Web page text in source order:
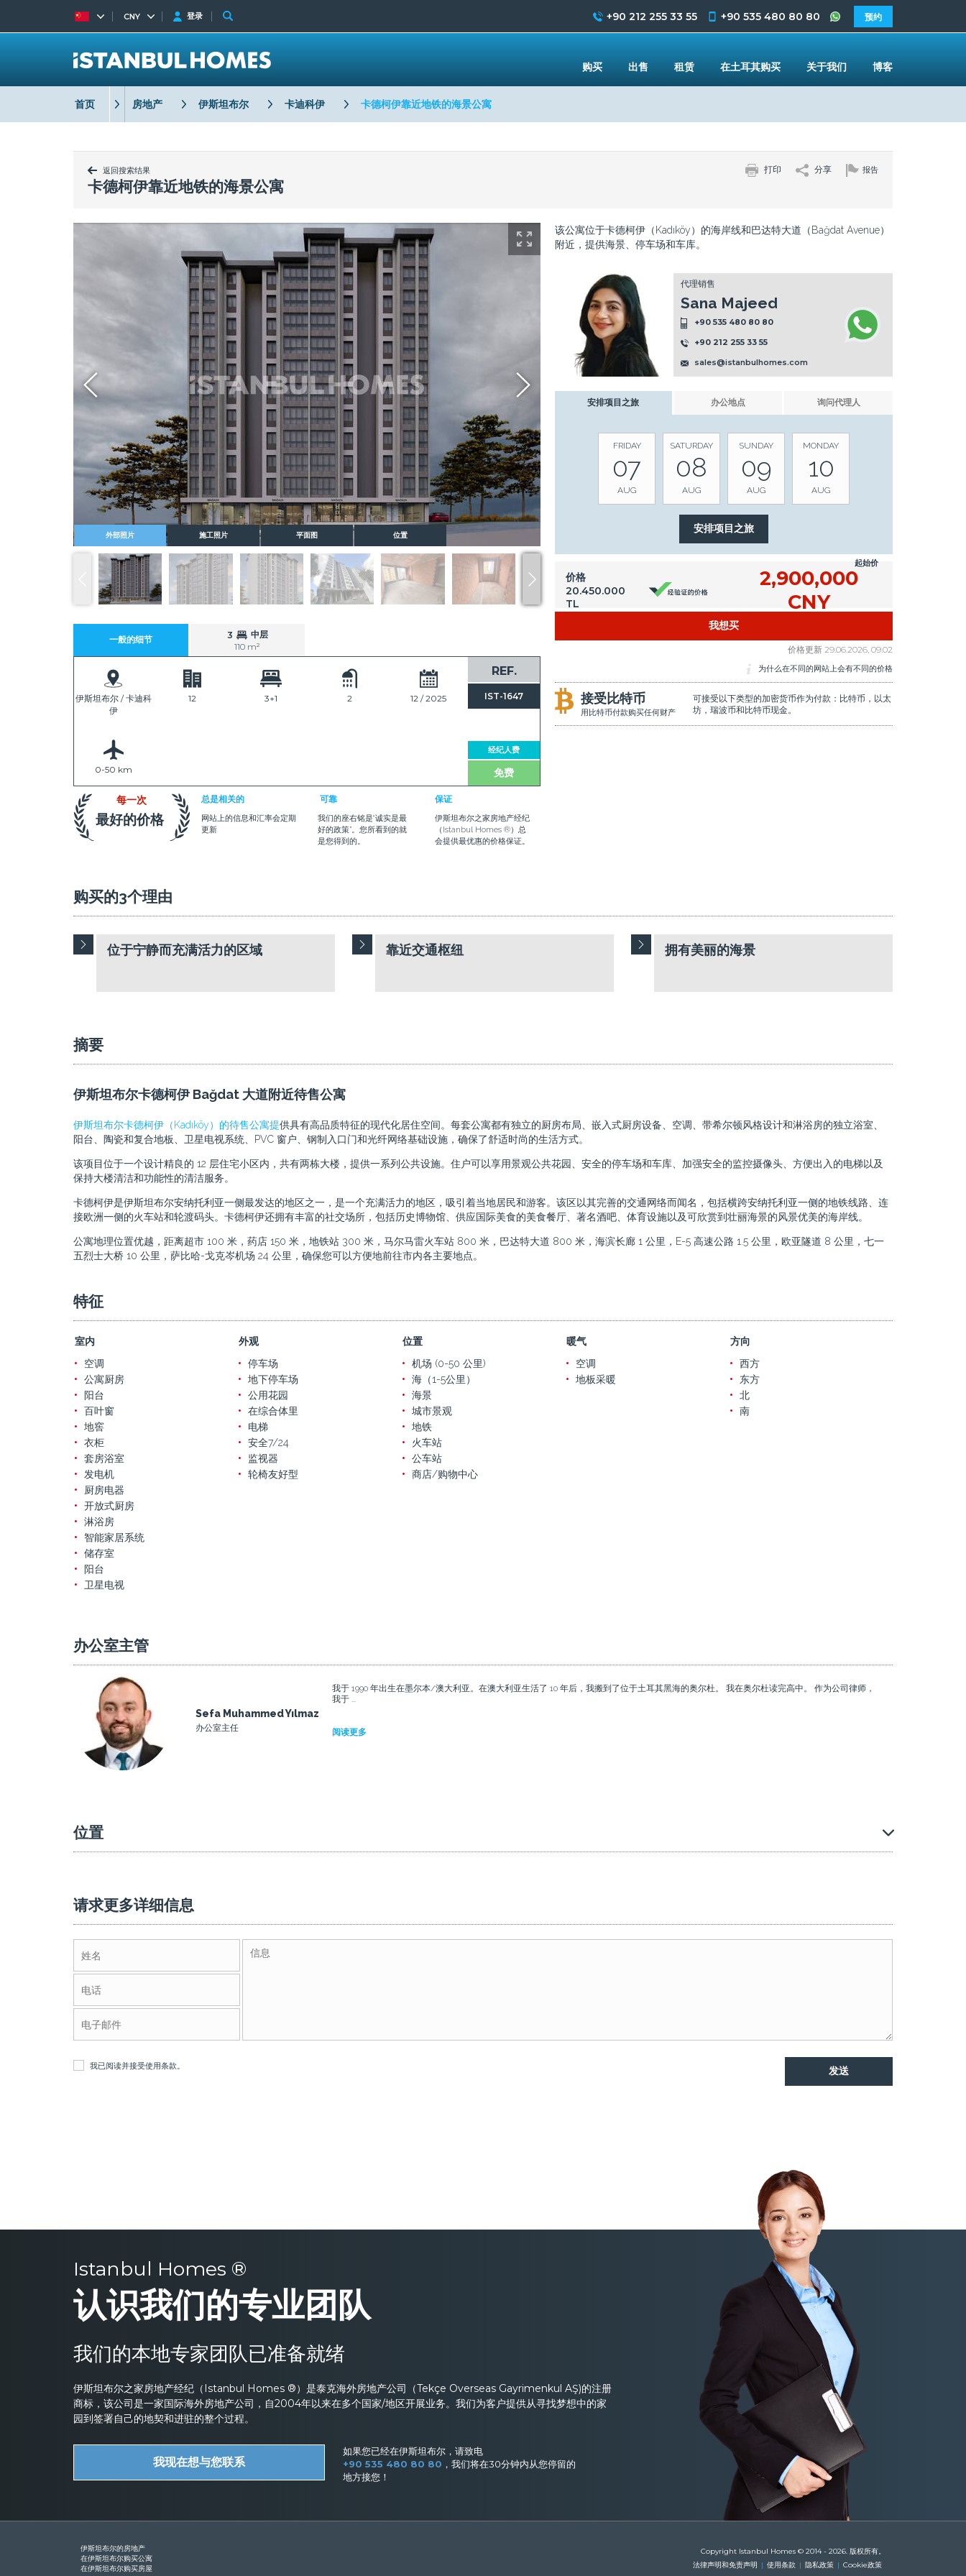
首页 房地产 伊斯坦布尔 卡迪科伊 卡德柯伊靠近地铁的海景公寓
返回搜索结果 报告
分享
打印
卡德柯伊靠近地铁的海景公寓
外部照片 施工照片 平面图 位置
一般的细节 3
中层
110 m²
REF.
IST-1647
经纪人费
免费
伊斯坦布尔 / 卡迪科
伊
12 3+1 2 12 / 2025
0-50 km
每一次
最好的价格
总是相关的
网站上的信息和汇率会定期
更新
可靠
我们的座右铭是“诚实是最
好的政策”。您所看到的就
是您得到的。
保证
伊斯坦布尔之家房地产经纪
（Istanbul Homes ®）总
会提供最优惠的价格保证。
该公寓位于卡德柯伊（Kadıköy）的海岸线和巴达特大道（Bağdat Avenue）
附近，提供海景、停车场和车库。
代理销售
Sana Majeed
+90 535 480 80 80
+90 212 255 33 55
sales@istanbulhomes.com
安排项目之旅 办公地点 询问代理人
FRIDAY
07
AUG
SATURDAY
08
AUG
SUNDAY
09
AUG
MONDAY
10
AUG
价格
20.450.000
TL
起始价
2,900,000
CNY
我想买
价格更新 29.06.2026, 09.02
为什么在不同的网站上会有不同的价格
接受比特币
用比特币付款购买任何财产
可接受以下类型的加密货币作为付款：比特币，以太
坊，瑞波币和比特币现金。
购买的3个理由
位于宁静而充满活力的区域 靠近交通枢纽 拥有美丽的海景
摘要
伊斯坦布尔卡德柯伊 Bağdat 大道附近待售公寓
伊斯坦布尔卡德柯伊（Kadıköy）的待售公寓提供具有高品质特征的现代化居住空间。每套公寓都有独立的厨房布局、嵌入式厨房设备、空调、带希尔顿风格设计和淋浴房的独立浴室、
阳台、陶瓷和复合地板、卫星电视系统、PVC 窗户、钢制入口门和光纤网络基础设施，确保了舒适时尚的生活方式。
该项目位于一个设计精良的 12 层住宅小区内，共有两栋大楼，提供一系列公共设施。住户可以享用景观公共花园、安全的停车场和车库、加强安全的监控摄像头、方便出入的电梯以及
保持大楼清洁和功能性的清洁服务。
卡德柯伊是伊斯坦布尔安纳托利亚一侧最发达的地区之一，是一个充满活力的地区，吸引着当地居民和游客。该区以其完善的交通网络而闻名，包括横跨安纳托利亚一侧的地铁线路、连
接欧洲一侧的火车站和轮渡码头。卡德柯伊还拥有丰富的社交场所，包括历史博物馆、供应国际美食的美食餐厅、著名酒吧、体育设施以及可欣赏到壮丽海景的风景优美的海岸线。
公寓地理位置优越，距离超市 100 米，药店 150 米，地铁站 300 米，马尔马雷火车站 800 米，巴达特大道 800 米，海滨长廊 1 公里，E-5 高速公路 1.5 公里，欧亚隧道 8 公里，七一
五烈士大桥 10 公里，萨比哈-戈克岑机场 24 公里，确保您可以方便地前往市内各主要地点。
特征
室内
空调
公寓厨房
阳台
百叶窗
地窖
衣柜
套房浴室
发电机
厨房电器
开放式厨房
淋浴房
智能家居系统
储存室
阳台
卫星电视
外观
停车场
地下停车场
公用花园
在综合体里
电梯
安全7/24
监视器
轮椅友好型
位置
机场 (0-50 公里)
海（1-5公里）
海景
城市景观
地铁
火车站
公车站
商店/购物中心
暖气
空调
地板采暖
方向
西方
东方
北
南
办公室主管
Sefa Muhammed Yılmaz
办公室主任
我于 1990 年出生在墨尔本/澳大利亚。在澳大利亚生活了 10 年后，我搬到了位于土耳其黑海的奥尔杜。 我在奥尔杜读完高中。 作为公司律师，
我于 ...
阅读更多
位置
请求更多详细信息
我已阅读并接受使用条款。
CNY 登录 +90 212 255 33 55 +90 535 480 80 80 预约
购买 出售 租赁 在土耳其购买 关于我们 博客
Istanbul Homes ®
认识我们的专业团队
我们的本地专家团队已准备就绪
伊斯坦布尔之家房地产经纪（Istanbul Homes ®）是泰克海外房地产公司（Tekçe Overseas Gayrimenkul AŞ)的注册
商标，该公司是一家国际海外房地产公司，自2004年以来在多个国家/地区开展业务。我们为客户提供从寻找梦想中的家
园到签署自己的地契和进驻的整个过程。
我现在想与您联系
如果您已经在伊斯坦布尔，请致电
+90 535 480 80 80 ，我们将在30分钟内从您停留的
地方接您！
伊斯坦布尔的房地产
在伊斯坦布尔购买公寓
在伊斯坦布尔购买房屋
Copyright Istanbul Homes © 2014 - 2026. 版权所有。
法律声明和免责声明
使用条款 隐私政策 Cookie政策